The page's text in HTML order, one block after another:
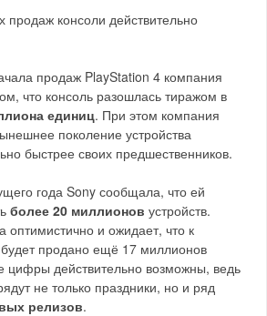
продаж консоли действительно
продаж PlayStation 4 компания
что консоль разошлась тиражом в
единиц. При этом компания
поколение устройства
быстрее своих предшественников.
года Sony сообщала, что ей
более 20 миллионов устройств.
оптимистично и ожидает, что к
продано ещё 17 миллионов
цифры действительно возможны, ведь
не только праздники, но и ряд
релизов.